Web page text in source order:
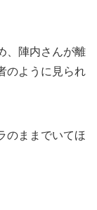
、陣内さんが離
のように見られ
のままでいてほ